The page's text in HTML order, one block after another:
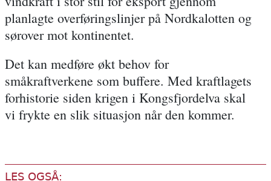
planlagte overføringslinjer på Nordkalotten og
sørover mot kontinentet.
Det kan medføre økt behov for
småkraftverkene som buffere. Med kraftlagets
forhistorie siden krigen i Kongsfjordelva skal
vi frykte en slik situasjon når den kommer.
LES OGSÅ: